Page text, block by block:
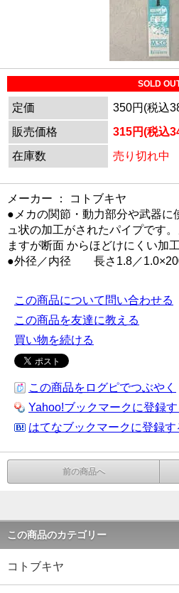
SOLD
定価
350円(税込
販売価格
315円(税込
在庫数
売り切れ中
メーカー ： コトブキヤ
●メカの関節・動力部分や武器に
ュ状の加工がされたパイプです
ますが断面 からほどけにくい加
●外径／内径 長さ1.8／
この商品について問い合わせる
この商品を友達に教える
買い物を続ける
この商品をログピでつぶやく
Yahoo!ブックマークに登録す
はてなブックマークに登録す
前の商品へ
この商品のカテゴリー
コトブキヤ